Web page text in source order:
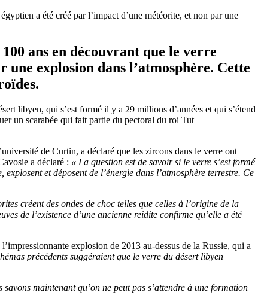
a été créé par l’impact d’une météorite, et non par une
ans en découvrant que le verre
explosion dans l’atmosphère. Cette
libyen, qui s’est formé il y a 29 millions d’années et qui s’étend
un scarabée qui fait partie du pectoral du roi Tut
de Curtin, a déclaré que les zircons dans le verre ont
a déclaré : « La question est de savoir si le verre s’est formé
et déposent de l’énergie dans l’atmosphère terrestre. Ce
créent des ondes de choc telles que celles à l’origine de la
de l’existence d’une ancienne reidite confirme qu’elle a été
explosion de 2013 au-dessus de la Russie, qui a
précédents suggéraient que le verre du désert libyen
maintenant qu’on ne peut pas s’attendre à une formation